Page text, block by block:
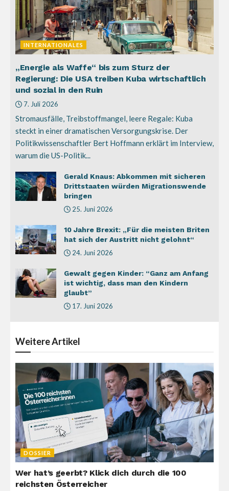
INTERNATIONALES
„Energie als Waffe“ bis zum Sturz der
Regierung: Die USA treiben Kuba wirtschaftlich
und sozial in den Ruin
7. Juli 2026
Stromausfälle, Treibstoffmangel, leere Regale: Kuba
steckt in einer dramatischen Versorgungskrise. Der
Politikwissenschaftler Bert Hoffmann erklärt im Interview,
warum die US-Politik...
Gerald Knaus: Abkommen mit sicheren
Drittstaaten würden Migrationswende
bringen
25. Juni 2026
10 Jahre Brexit: „Für die meisten Briten
hat sich der Austritt nicht gelohnt“
24. Juni 2026
Gewalt gegen Kinder: “Ganz am Anfang
ist wichtig, dass man den Kindern
glaubt”
17. Juni 2026
WeitereArtikel
DOSSIER
Wer hat’s geerbt? Klick dich durch die 100
reichsten Österreicher